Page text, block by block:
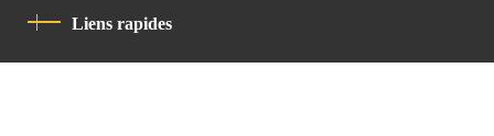
Liens rapides